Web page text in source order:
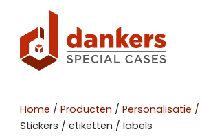
Home /Producten /Personalisatie /
Stickers / etiketten / labels